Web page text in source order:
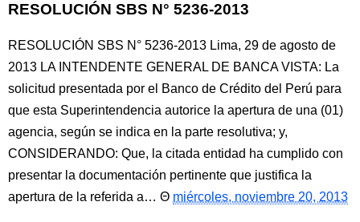
RESOLUCIÓN SBS N° 5236-2013
RESOLUCIÓN SBS N° 5236-2013 Lima, 29 de agosto de
2013 LA INTENDENTE GENERAL DE BANCA VISTA: La
solicitud presentada por el Banco de Crédito del Perú para
que esta Superintendencia autorice la apertura de una (01)
agencia, según se indica en la parte resolutiva; y,
CONSIDERANDO: Que, la citada entidad ha cumplido con
presentar la documentación pertinente que justifica la
apertura de la referida a…
miércoles, noviembre 20, 2013